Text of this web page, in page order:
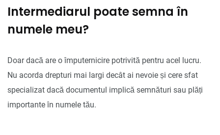
Intermediarul poate semna în
numele meu?
Doar dacă are o împuternicire potrivită pentru acel lucru.
Nu acorda drepturi mai largi decât ai nevoie și cere sfat
specializat dacă documentul implică semnături sau plăți
importante în numele tău.